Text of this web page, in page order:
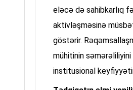
eləcə də sahibkarlıq
aktivləşməsinə
göstərir.
mühitinin səmərəliliyini
institusional